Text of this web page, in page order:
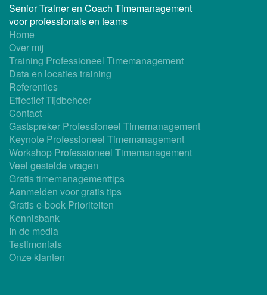
Senior Trainer en Coach Timemanagement
voor professionals en teams
Home
Over mij
Training Professioneel Timemanagement
Data en locaties training
Referenties
Effectief Tijdbeheer
Contact
Gastspreker Professioneel Timemanagement
Keynote Professioneel Timemanagement
Workshop Professioneel Timemanagement
Veel gestelde vragen
Gratis timemanagementtips
Aanmelden voor gratis tips
Gratis e-book Prioriteiten
Kennisbank
In de media
Testimonials
Onze klanten